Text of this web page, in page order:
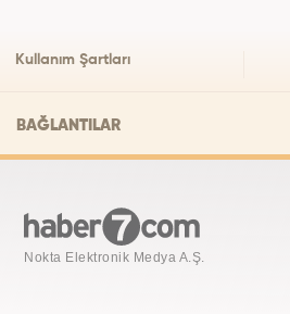
Kullanım Şartları
BAĞLANTILAR
Nokta Elektronik Medya A.Ş.